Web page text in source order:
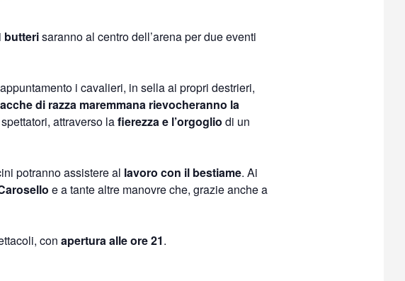
i butterisaranno al centro dell’arena per due eventi
i cavalieri, in sella ai propri destrieri,
di razza maremmana rievocheranno la
attraverso lafierezza e l’orgoglio di un
potranno assistere al lavoro con il bestiame. Ai
e a tante altre manovre che, grazie anche a
con apertura alle ore 21.